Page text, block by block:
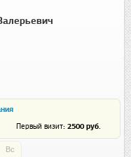
Первый визит: 2500 руб.
Вс